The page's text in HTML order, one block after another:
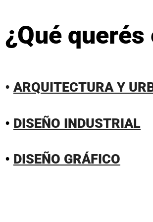
¿Qué
• ARQUITECTURA Y
• DISEÑO INDUSTRIAL
• DISEÑO GRÁFICO